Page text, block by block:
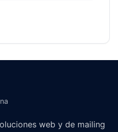
web y de mailing